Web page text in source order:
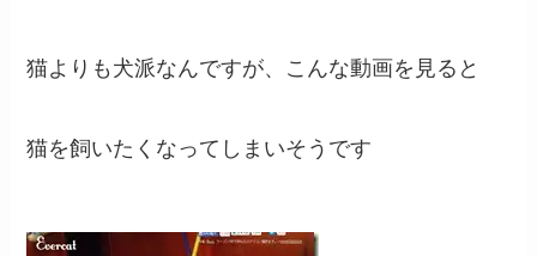
猫よりも犬派なんですが、こんな動画を見ると
猫を飼いたくなってしまいそうです